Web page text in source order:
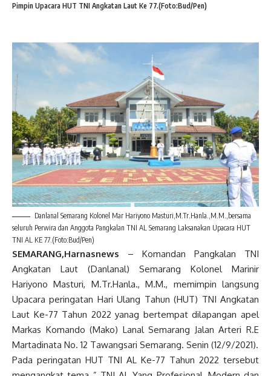
Pimpin Upacara HUT TNI Angkatan Laut Ke 77.(Foto:Bud/Pen)
Danlanal Semarang Kolonel Mar Hariyono Masturi,M.Tr.Hanla.,M.M.,bersama
seluruh Perwira dan Anggota Pangkalan TNI AL Semarang Laksanakan Upacara HUT
TNI AL KE 77.(Foto:Bud/Pen)
SEMARANG,Harnasnews – Komandan Pangkalan TNI
Angkatan Laut (Danlanal) Semarang Kolonel Marinir
Hariyono Masturi, M.Tr.Hanla., M.M., memimpin langsung
Upacara peringatan Hari Ulang Tahun (HUT) TNI Angkatan
Laut Ke-77 Tahun 2022 yanag bertempat dilapangan apel
Markas Komando (Mako) Lanal Semarang Jalan Arteri R.E
Martadinata No. 12 Tawangsari Semarang. Senin (12/9/2021).
Pada peringatan HUT TNI AL Ke-77 Tahun 2022 tersebut